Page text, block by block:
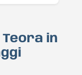
Teora in